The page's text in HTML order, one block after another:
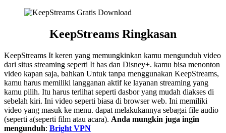
KeepStreams Ringkasan
KeepStreams It keren yang memungkinkan kamu mengunduh video
dari situs streaming seperti It has dan Disney+. kamu bisa menonton
video kapan saja, bahkan Untuk tanpa menggunakan KeepStreams,
kamu harus memiliki langganan aktif ke layanan streaming yang
kamu pilih. Itu harus terlihat seperti dasbor yang mudah diakses di
sebelah kiri. Ini video seperti biasa di browser web. Ini memiliki
video yang masuk ke menu. dapat melakukannya sebagai file audio
(seperti a(seperti film atau acara). Anda mungkin juga ingin
mengunduh: Bright VPN